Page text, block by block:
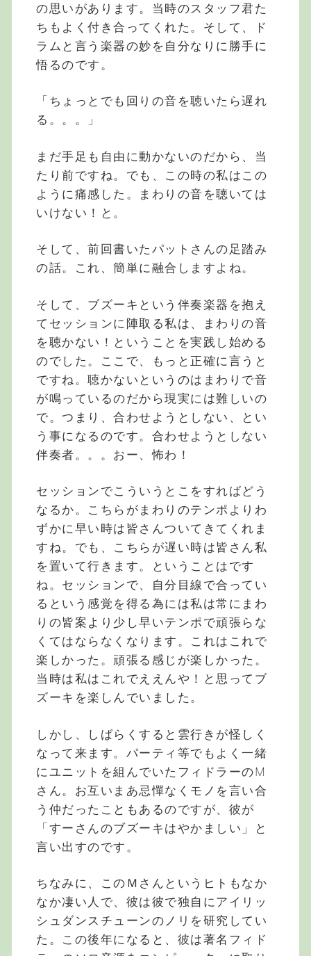
の思いがあります。当時のスタッフ君た
ちもよく付き合ってくれた。そして、ド
ラムと言う楽器の妙を自分なりに勝手に
悟るのです。
「ちょっとでも回りの音を聴いたら遅れ
る。。。」
まだ手足も自由に動かないのだから、当
たり前ですね。でも、この時の私はこの
ように痛感した。まわりの音を聴いては
いけない！と。
そして、前回書いたパットさんの足踏み
の話。これ、簡単に融合しますよね。
そして、ブズーキという伴奏楽器を抱え
てセッションに陣取る私は、まわりの音
を聴かない！ということを実践し始める
のでした。ここで、もっと正確に言うと
ですね。聴かないというのはまわりで音
が鳴っているのだから現実には難しいの
で。つまり、合わせようとしない、とい
う事になるのです。合わせようとしない
伴奏者。。。おー、怖わ！
セッションでこういうとこをすればどう
なるか。こちらがまわりのテンポよりわ
ずかに早い時は皆さんついてきてくれま
すね。でも、こちらが遅い時は皆さん私
を置いて行きます。ということはです
ね。セッションで、自分目線で合ってい
るという感覚を得る為には私は常にまわ
りの皆案より少し早いテンポで頑張らな
くてはならなくなります。これはこれで
楽しかった。頑張る感じが楽しかった。
当時は私はこれでええんや！と思ってブ
ズーキを楽しんでいました。
しかし、しばらくすると雲行きが怪しく
なって来ます。パーティ等でもよく一緒
にユニットを組んでいたフィドラーのM
さん。お互いまあ忌憚なくモノを言い合
う仲だったこともあるのですが、彼が
「すーさんのブズーキはやかましい」と
言い出すのです。
ちなみに、このＭさんというヒトもなか
なか凄い人で、彼は彼で独自にアイリッ
シュダンスチューンのノリを研究してい
た。この後年になると、彼は著名フィド